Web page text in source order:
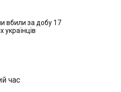
вбили за добу 17
українців
час